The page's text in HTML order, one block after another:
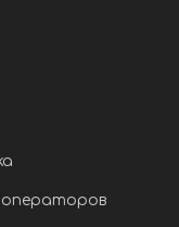
операторов